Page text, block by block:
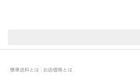
標準送料とは お店価格とは